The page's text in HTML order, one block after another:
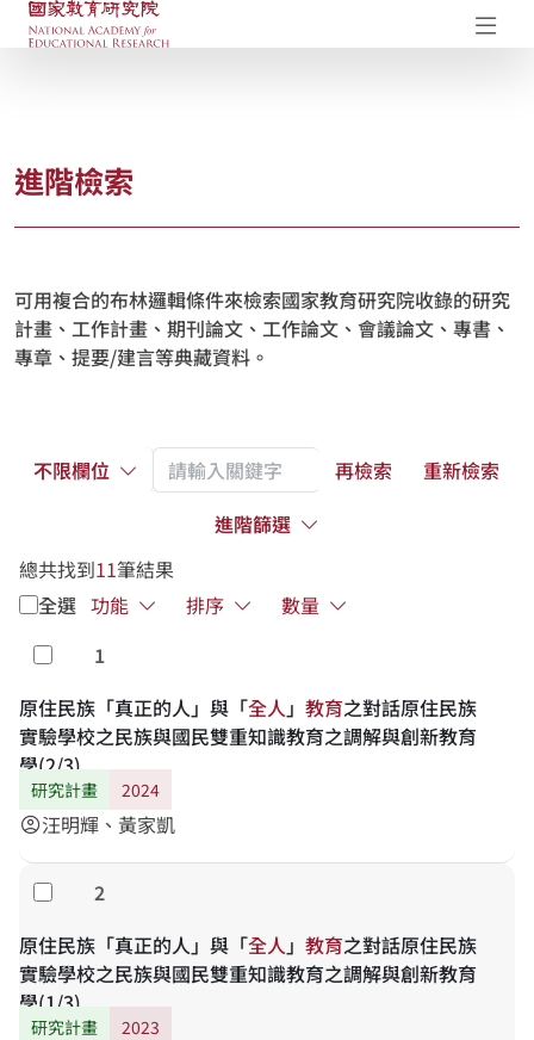
國家教育研究院-研究成果典藏庫
進階檢索
可用複合的布林邏輯條件來檢索國家教育研究院收錄的研究
計畫、工作計畫、期刊論文、工作論文、會議論文、專書、
專章、提要/建言等典藏資料。
不限欄位 再檢索
重新檢索
進階篩選
總共找到11筆結果
全選 功能 排序
數量
勾選
1
原住民族「真正的人」與「全人」 教育之對話原住民族
實驗學校之民族與國民雙重知識教育之調解與創新教育
學(2/3)
研究計畫 2024
account_circle汪明輝、黃家凱
勾選
2
原住民族「真正的人」與「全人」 教育之對話原住民族
實驗學校之民族與國民雙重知識教育之調解與創新教育
學(1/3)
研究計畫 2023